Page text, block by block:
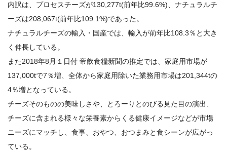
チーズトピックス
会社案内
お問い合わせ
内訳は、プロセスチーズが130,277t(前年比99.6%)、ナチュラルチ
ーズは208,067t(前年比109.1%)であった。
ナチュラルチーズの輸入・国産では、輸入が前年比108.3％と大き
く伸長している。
また2018年8月１日付 帝飲食糧新聞の推定では、家庭用市場が
137,000tで7％増、全体から家庭用除いた業務用市場は201,344tの
4％増となっている。
チーズそのものの美味しさや、とろーりとのびる見た目の演出、
チーズに含まれる様々な栄養素からくる健康イメージなどが市場
ニーズにマッチし、食事、おやつ、おつまみと食シーンが広がっ
ている。